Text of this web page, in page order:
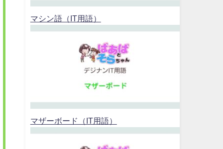
マシン語（IT用語）
マザーボード（IT用語）